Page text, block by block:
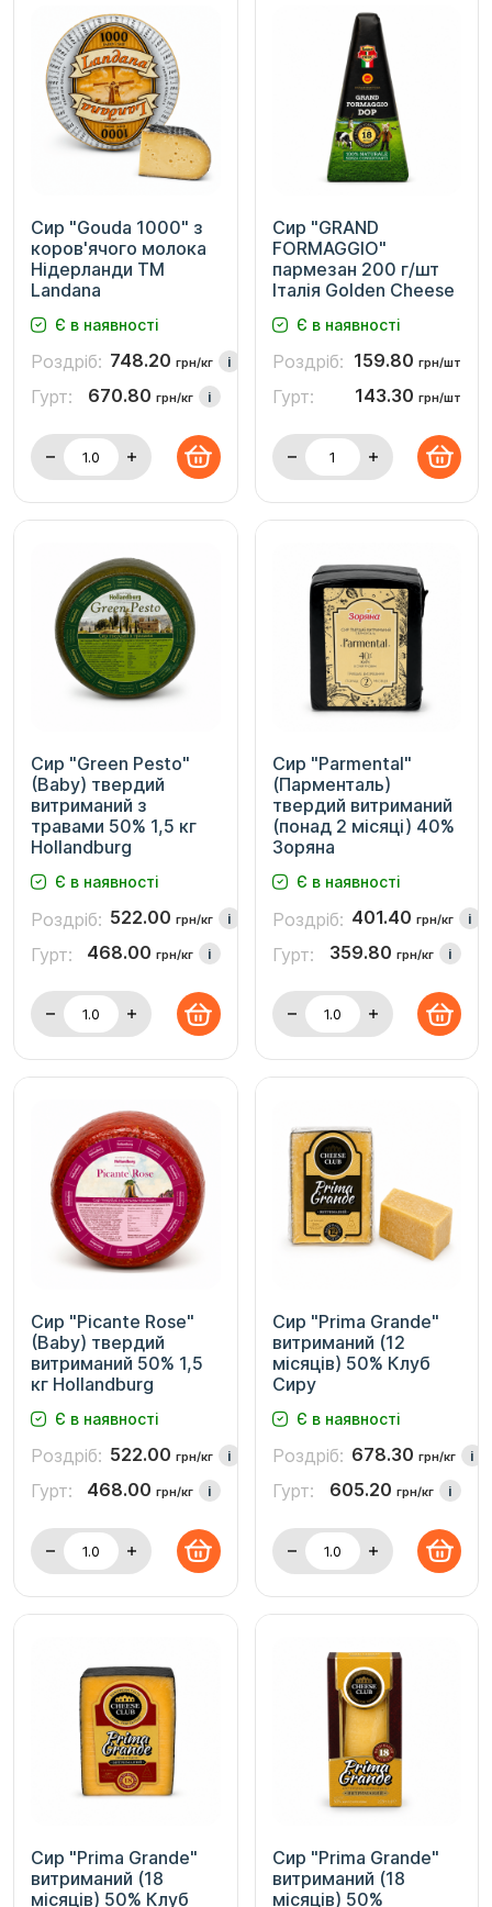
Сир "Gouda 1000" з
коров'ячого молока
Нідерланди ТМ
Landana
Є в наявності
Роздріб: 748.20 грн/кг i
Гурт: 670.80 грн/кг i
Сир "GRAND
FORMAGGIO"
пармезан 200 г/шт
Італія Golden Cheese
Є в наявності
Роздріб: 159.80 грн/шт
Гурт: 143.30 грн/шт
Сир "Green Pesto"
(Baby) твердий
витриманий з
травами 50% 1,5 кг
Hollandburg
Є в наявності
Роздріб: 522.00 грн/кг i
Гурт: 468.00 грн/кг i
Сир "Parmental"
(Парменталь)
твердий витриманий
(понад 2 місяці) 40%
Зоряна
Є в наявності
Роздріб: 401.40 грн/кг i
Гурт: 359.80 грн/кг i
Сир "Picante Rose"
(Baby) твердий
витриманий 50% 1,5
кг Hollandburg
Є в наявності
Роздріб: 522.00 грн/кг i
Гурт: 468.00 грн/кг i
Сир "Prima Grande"
витриманий (12
місяців) 50% Клуб
Сиру
Є в наявності
Роздріб: 678.30 грн/кг i
Гурт: 605.20 грн/кг i
Сир "Prima Grande"
витриманий (18
місяців) 50% Клуб
Сир "Prima Grande"
витриманий (18
місяців) 50%